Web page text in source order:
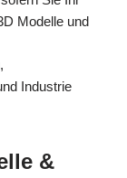
Modelle und
Industrie
&